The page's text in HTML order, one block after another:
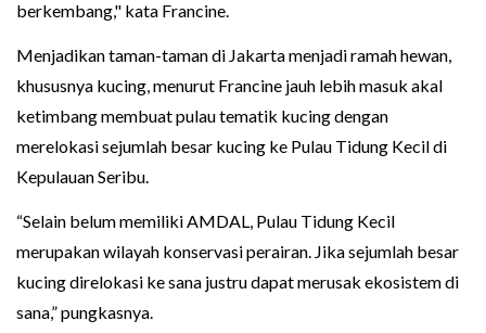
berkembang," kata Francine.
Menjadikan taman-taman di Jakarta menjadi ramah hewan,
khususnya kucing, menurut Francine jauh lebih masuk akal
ketimbang membuat pulau tematik kucing dengan
merelokasi sejumlah besar kucing ke Pulau Tidung Kecil di
Kepulauan Seribu.
“Selain belum memiliki AMDAL, Pulau Tidung Kecil
merupakan wilayah konservasi perairan. Jika sejumlah besar
kucing direlokasi ke sana justru dapat merusak ekosistem di
sana,” pungkasnya.